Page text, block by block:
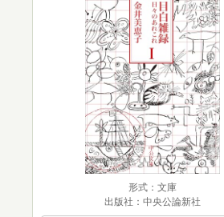
形式：文庫
出版社：中央公論新社